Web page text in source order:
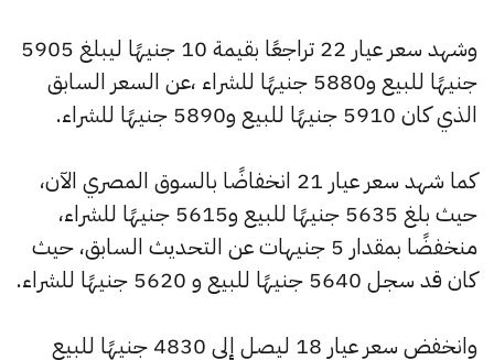
وشهد سعر عيار 22 تراجعًا بقيمة 10 جنيهًا ليبلغ 5905
جنيهًا للبيع و5880 جنيهًا للشراء ،عن السعر السابق
الذي كان 5910 جنيهًا للبيع و5890 جنيهًا للشراء.
كما شهد سعر عيار 21 انخفاضًا بالسوق المصري الآن،
حيث بلغ 5635 جنيهًا للبيع و5615 جنيهًا للشراء،
منخفضًا بمقدار 5 جنيهات عن التحديث السابق، حيث
كان قد سجل 5640 جنيهًا للبيع و 5620 جنيهًا للشراء.
وانخفض سعر عيار 18 ليصل إلى 4830 جنيهًا للبيع